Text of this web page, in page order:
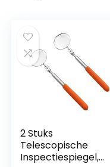
2 Stuks
Telescopische
Inspectiespiegel,